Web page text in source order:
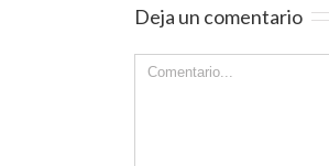
Deja un comentario